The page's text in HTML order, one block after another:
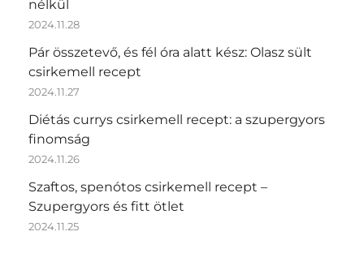
nélkül
2024.11.28
Pár összetevő, és fél óra alatt kész: Olasz sült
csirkemell recept
2024.11.27
Diétás currys csirkemell recept: a szupergyors
finomság
2024.11.26
Szaftos, spenótos csirkemell recept –
Szupergyors és fitt ötlet
2024.11.25